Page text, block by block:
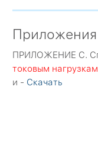
Приложения
ПРИЛОЖЕНИЕ C.
токовым
и - Скачать